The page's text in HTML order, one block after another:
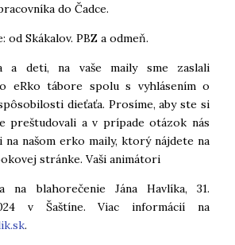
do Čadce.
od Skákalov. PBZ a odmeň.
a deti, na vaše maily sme zaslali
eRko tábore spolu s vyhlásením o
dieťaťa. Prosíme, aby ste si
preštudovali a v prípade otázok nás
na našom erko maily, ktorý nájdete na
stránke. Vaši animátori
na blahorečenie Jána Havlíka, 31.
v Šaštíne. Viac informácií na
.